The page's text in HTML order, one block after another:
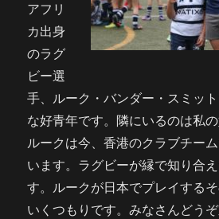
アフリ
カ出身
のラグ
ビー選
手、ルーク・バンダー・スミッ
な好青年です。隣にいるのは私の
ルークは今、香港のクラブチー
います。ラグビーが縁で知り合
す。ルークが日本でプレイする
いくつもりです。みなさんどう